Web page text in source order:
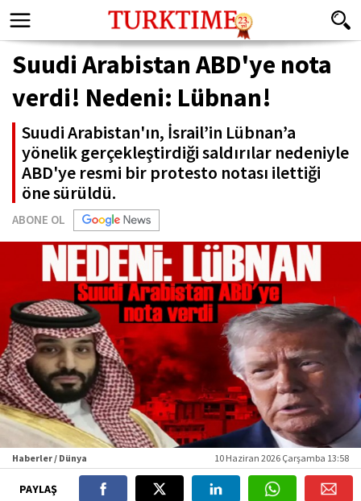
Suudi Arabistan ABD'ye nota
verdi! Nedeni: Lübnan!
Suudi Arabistan'ın, İsrail’in Lübnan’a
yönelik gerçekleştirdiği saldırılar nedeniyle
ABD'ye resmi bir protesto notası ilettiği
öne sürüldü.
ABONE OL
Haberler / Dünya 10 Haziran 2026 Çarşamba 13:58
PAYLAŞ